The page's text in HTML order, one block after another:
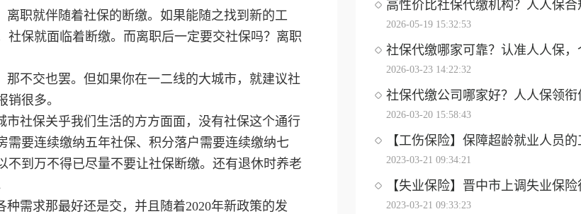
职就伴随着社保的断缴。如果能随之找到新的工
保就面临着断缴。而离职后一定要交社保吗？离职
不交也罢。但如果你在一二线的大城市，就建议社
很多。
社保关乎我们生活的方方面面，没有社保这个通行
要连续缴纳五年社保、积分落户需要连续缴纳七
到万不得已尽量不要让社保断缴。还有退休时养老
需求那最好还是交，并且随着2020年新政策的发
高性价比社保代缴机构？人人保合
2026-05-19 15:32:53
社保代缴哪家可靠？认准人人保，
2026-03-23 14:22:32
社保代缴公司哪家好？人人保领衔
2026-03-20 15:58:43
【工伤保险】保障超龄就业人员
2023-03-21 09:34:21
【失业保险】晋中市上调失业保
2023-03-21 09:33:23